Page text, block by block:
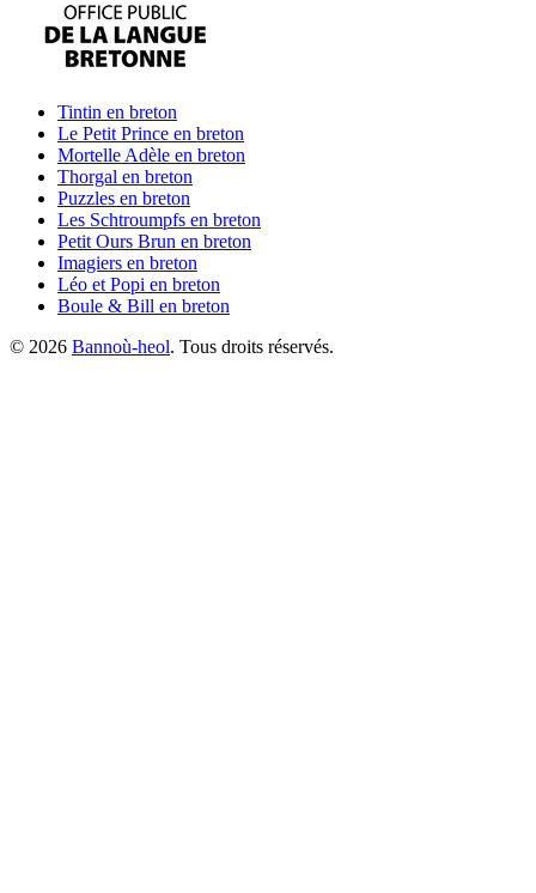
Tintin en breton
Le Petit Prince en breton
Mortelle Adèle en breton
Thorgal en breton
Puzzles en breton
Les Schtroumpfs en breton
Petit Ours Brun en breton
Imagiers en breton
Léo et Popi en breton
Boule & Bill en breton
© 2026 Bannoù-heol. Tous droits réservés.